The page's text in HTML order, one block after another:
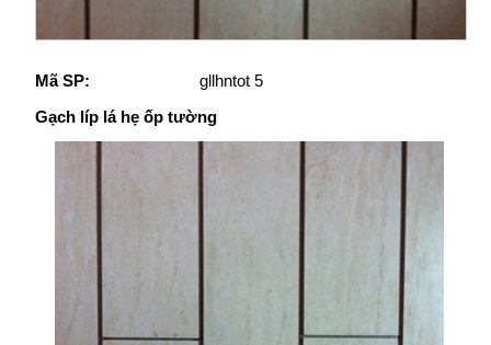
Mã SP:
gllhntot 5
Gạch líp lá hẹ ốp tường